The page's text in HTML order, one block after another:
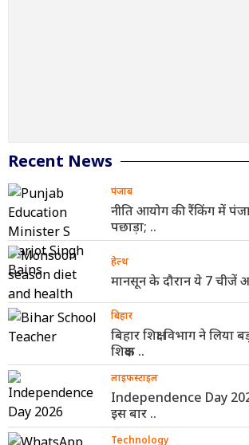
Recent News
पंजाब
नीति आयोग की रैंकिंग में
पछाड़ा; ..
हेल्थ
मानसून के दौरान ये 7 चीजें
बिहार
बिहार शिक्षा विभाग ने
शिक्षक ..
लाइफस्टाइल
Independence Day
इस बार ..
Technology